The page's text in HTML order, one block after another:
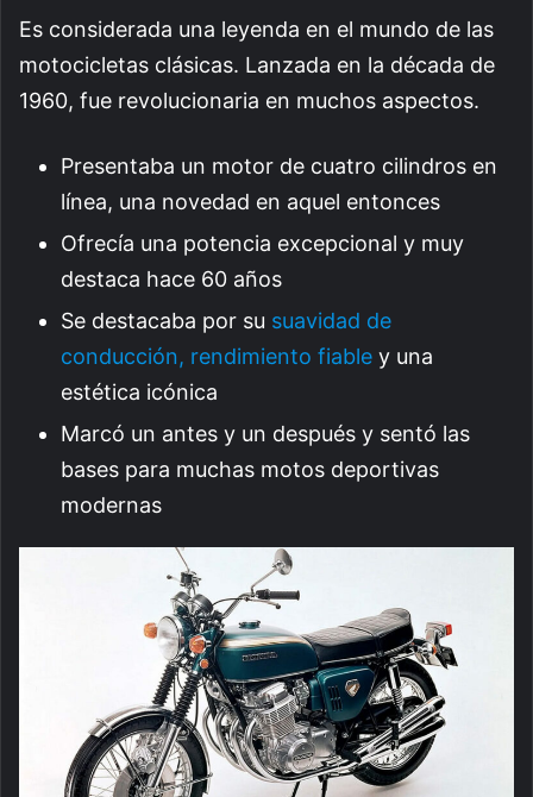
Es considerada una leyenda en el mundo de las
motocicletas clásicas. Lanzada en la década de
1960, fue revolucionaria en muchos aspectos.
Presentaba un motor de cuatro cilindros en
línea, una novedad en aquel entonces
Ofrecía una potencia excepcional y muy
destaca hace 60 años
Se destacaba por su suavidad de
conducción, rendimiento fiable y una
estética icónica
Marcó un antes y un después y sentó las
bases para muchas motos deportivas
modernas